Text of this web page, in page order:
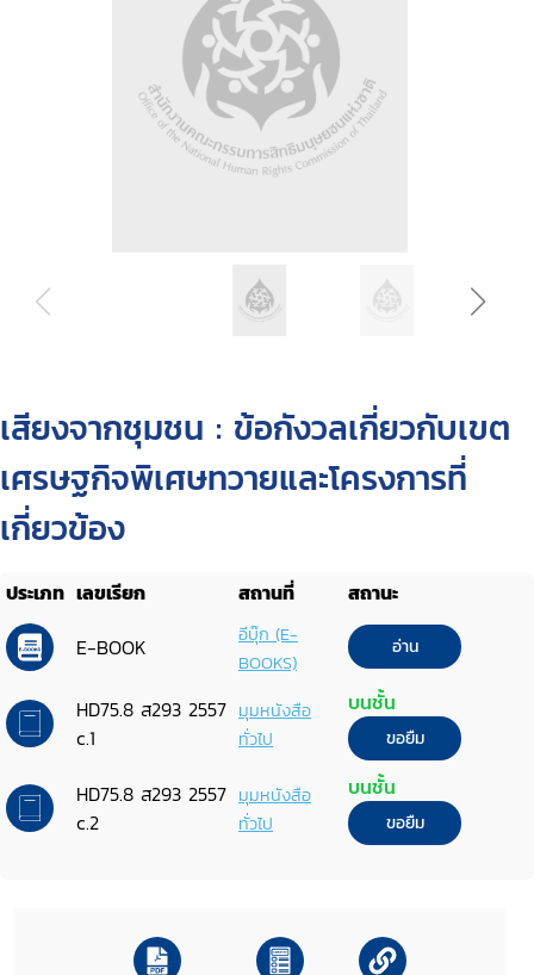
เสียงจากชุมชน : ข้อกังวลเกี่ยวกับเขต
เศรษฐกิจพิเศษทวายและโครงการที่
เกี่ยวข้อง
ประเภท เลขเรียก สถานที่
สถานะ
E-BOOK
อีบุ๊ก (E-
BOOKS)
อ่าน
HD75.8 ส293 2557
c.1
มุมหนังสือ
ทั่วไป
บนชั้น
ขอยืม
HD75.8 ส293 2557
c.2
มุมหนังสือ
ทั่วไป
บนชั้น
ขอยืม